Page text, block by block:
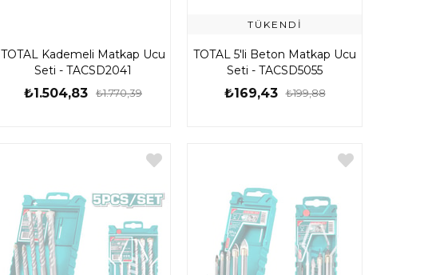
TOTAL Kademeli Matkap Ucu
Seti - TACSD2041
₺1.504,83 ₺1.770,39
TÜKENDI
TOTAL 5'li Beton Matkap Ucu
Seti - TACSD5055
₺169,43 ₺199,88